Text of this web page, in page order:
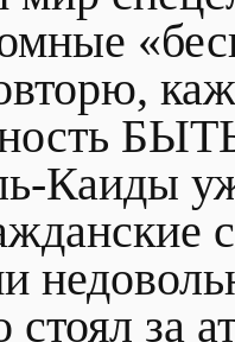
Каиды
за